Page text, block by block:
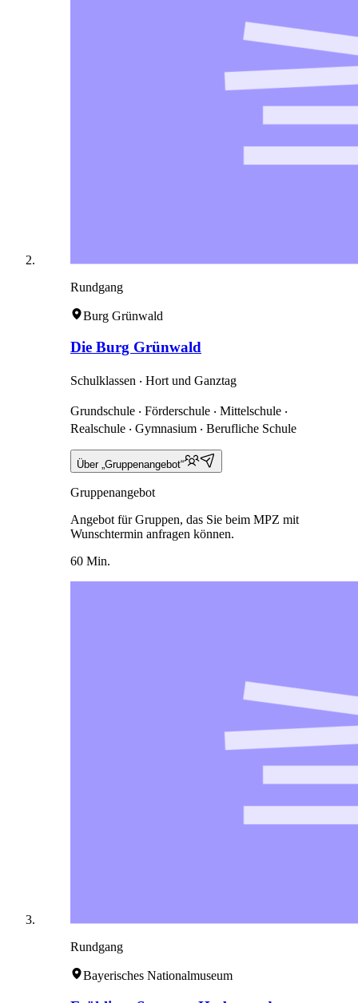
Rundgang
Burg Grünwald
Die Burg Grünwald
Schulklassen ‧ Hort und Ganztag
Grundschule ‧ Förderschule ‧ Mittelschule ‧
Realschule ‧ Gymnasium ‧ Berufliche Schule
Über „Gruppenangebot“
Gruppenangebot
Angebot für Gruppen, das Sie beim MPZ mit
Wunschtermin anfragen können.
60 Min.
Rundgang
Bayerisches Nationalmuseum